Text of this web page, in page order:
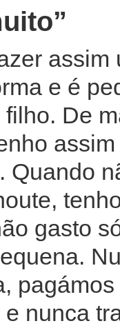
e é
De
Quando
gasto
nunca